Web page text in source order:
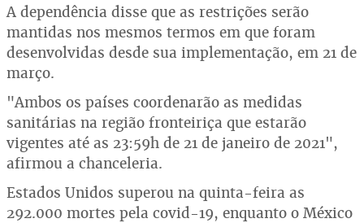
A dependência disse que as restrições serão
mantidas nos mesmos termos em que foram
desenvolvidas desde sua implementação, em 21 de
março.
"Ambos os países coordenarão as medidas
sanitárias na região fronteiriça que estarão
vigentes até as 23:59h de 21 de janeiro de 2021",
afirmou a chanceleria.
Estados Unidos superou na quinta-feira as
292.000 mortes pela covid-19, enquanto o México